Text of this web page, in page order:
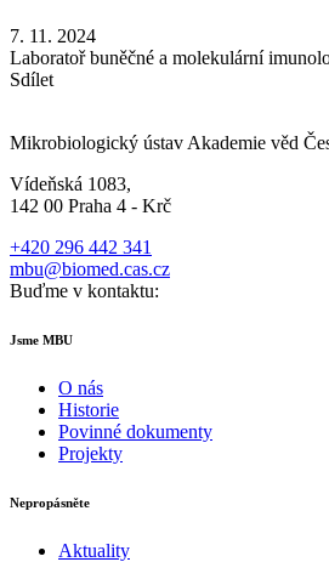
7. 11. 2024
Laboratoř buněčné a molekulární
Sdílet
Mikrobiologický ústav Akademie věd
Vídeňská 1083,
142 00 Praha 4 - Krč
+420 296 442 341
mbu@biomed.cas.cz
Buďme v kontaktu:
Jsme MBU
O nás
Historie
Povinné dokumenty
Projekty
Nepropásněte
Aktuality